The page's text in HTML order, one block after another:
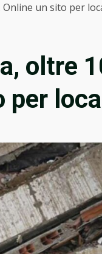
un sito per
oltre
per